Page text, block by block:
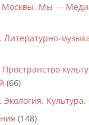
Москвы. Мы —
Пространство
(66)
Экология.
(148)